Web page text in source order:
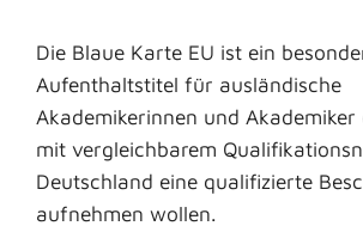
Die Blaue Karte EU ist ein
Aufenthaltstitel für ausländische
Akademikerinnen und Akademiker
mit vergleichbarem
Deutschland eine qualifizierte
aufnehmen wollen.